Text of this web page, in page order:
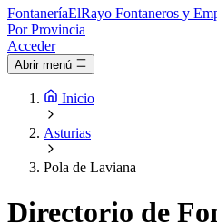
FontaneríaElRayo Fontaneros y
Por Provincia
Acceder
Abrir menú
Inicio
Asturias
Pola de Laviana
Directorio de